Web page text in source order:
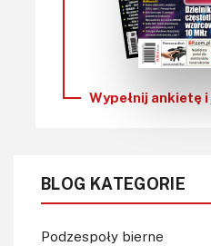
Wypełnij ankietę i
BLOG KATEGORIE
Podzespoły bierne